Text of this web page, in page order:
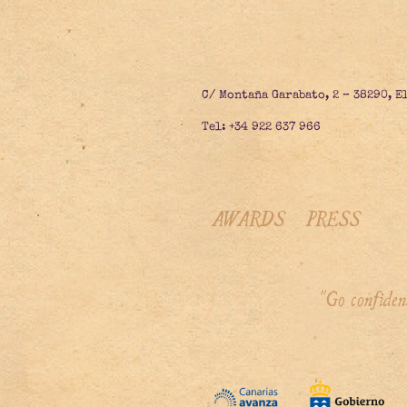
C/ Montaña Garabato, 2 – 38290,
Tel: +34 922 637 966
AWARDS PRESS
"Go